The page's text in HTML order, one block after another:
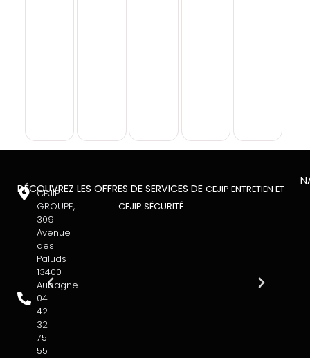
CEJIP
GROUPE,
309
Avenue
des
Paluds
13400 -
Aubagne
04
42
32
75
55
DÉCOUVREZ LES OFFRES DE SERVICES DE CEJIP ENTRETIEN ET
CEJIP SÉCURITÉ